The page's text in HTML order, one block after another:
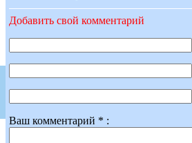
Добавить свой комментарий
Ваш комментарий * :